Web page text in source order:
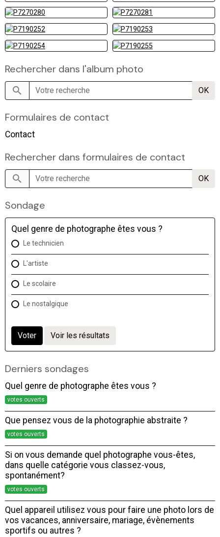
Rechercher dans l'album photo
OK
Formulaires de contact
Contact
Rechercher dans formulaires de contact
OK
Sondage
Quel genre de photographe êtes vous ?
Le technicien
L'artiste
Le scolaire
Le nostalgique
Voter Voir les résultats
Derniers sondages
Quel genre de photographe êtes vous ?
votes ouverts
Que pensez vous de la photographie abstraite ?
votes ouverts
Si on vous demande quel photographe vous-êtes,
dans quelle catégorie vous classez-vous,
spontanément?
votes ouverts
Quel appareil utilisez vous pour faire une photo lors de
vos vacances, anniversaire, mariage, évènements
sportifs ou autres ?